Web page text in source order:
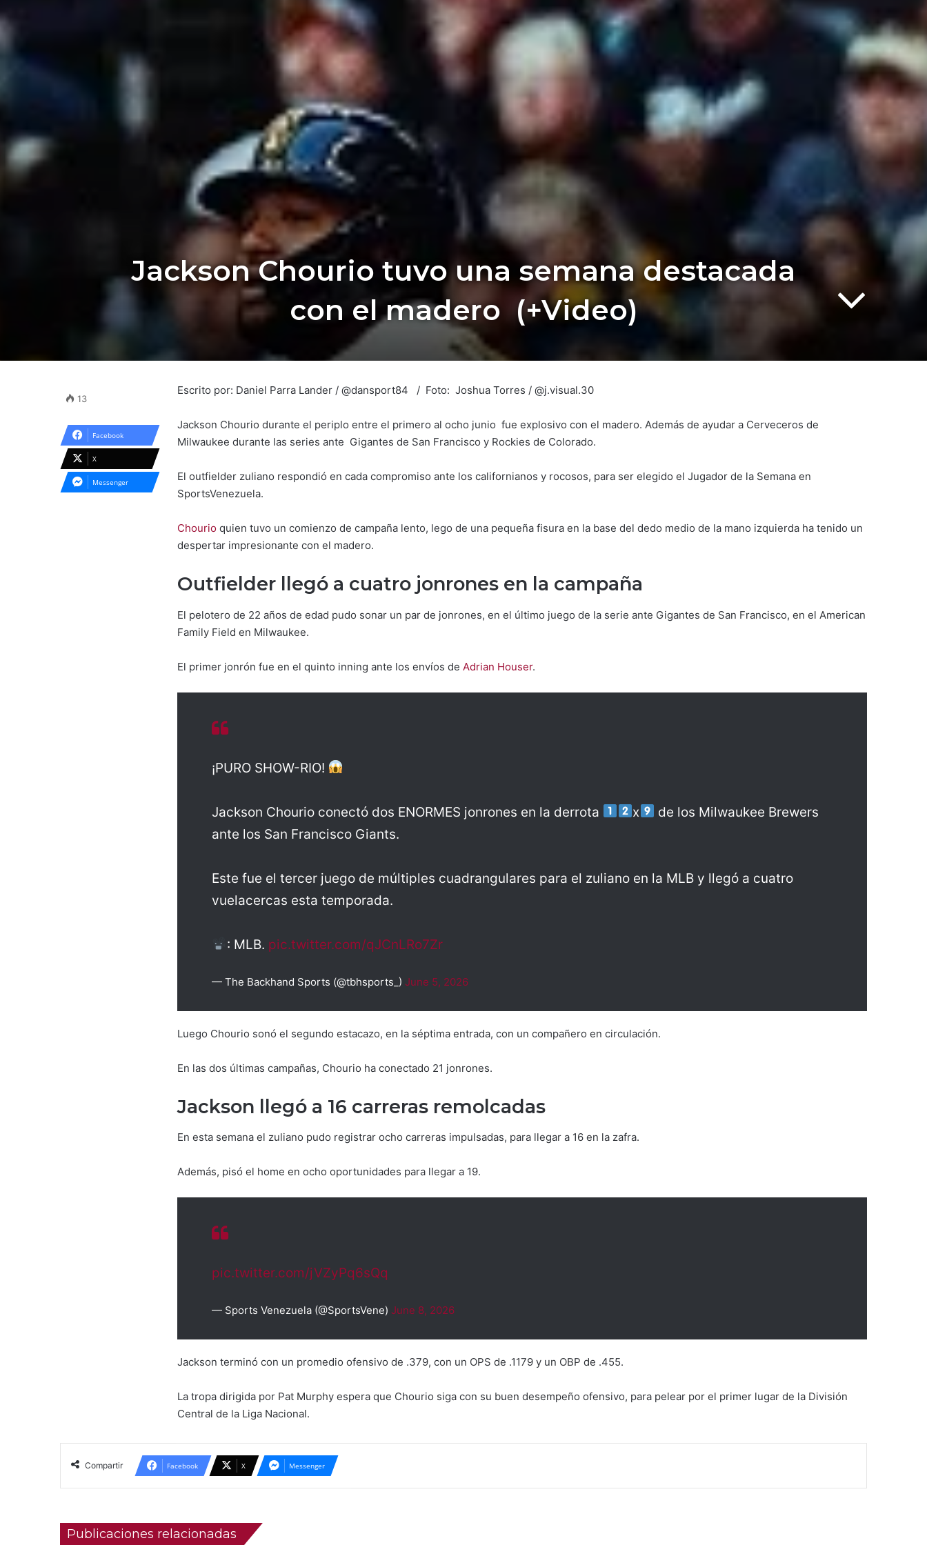
Jackson Chourio tuvo una semana destacada
con el madero (+Video)
Escrito por: Daniel Parra Lander / @dansport84 / Foto: Joshua Torres / @j.visual.30
Jackson Chourio durante el periplo entre el primero al ocho junio fue explosivo con el madero. Además de ayudar a Cerveceros de
Milwaukee durante las series ante Gigantes de San Francisco y Rockies de Colorado.
El outfielder zuliano respondió en cada compromiso ante los californianos y rocosos, para ser elegido el Jugador de la Semana en
SportsVenezuela.
Chourio quien tuvo un comienzo de campaña lento, lego de una pequeña fisura en la base del dedo medio de la mano izquierda ha tenido un
despertar impresionante con el madero.
Outfielder llegó a cuatro jonrones en la campaña
El pelotero de 22 años de edad pudo sonar un par de jonrones, en el último juego de la serie ante Gigantes de San Francisco, en el American
Family Field en Milwaukee.
El primer jonrón fue en el quinto inning ante los envíos de Adrian Houser.
¡PURO SHOW-RIO!
Jackson Chourio conectó dos ENORMES jonrones en la derrota x
de los Milwaukee Brewers
ante los San Francisco Giants.
Este fue el tercer juego de múltiples cuadrangulares para el zuliano en la MLB y llegó a cuatro
vuelacercas esta temporada.
: MLB. pic.twitter.com/qJCnLRo7Zr
— The Backhand Sports (@tbhsports_) June 5, 2026
Luego Chourio sonó el segundo estacazo, en la séptima entrada, con un compañero en circulación.
En las dos últimas campañas, Chourio ha conectado 21 jonrones.
Jackson llegó a 16 carreras remolcadas
En esta semana el zuliano pudo registrar ocho carreras impulsadas, para llegar a 16 en la zafra.
Además, pisó el home en ocho oportunidades para llegar a 19.
pic.twitter.com/jVZyPq6sQq
— Sports Venezuela (@SportsVene) June 8, 2026
Jackson terminó con un promedio ofensivo de .379, con un OPS de .1179 y un OBP de .455.
La tropa dirigida por Pat Murphy espera que Chourio siga con su buen desempeño ofensivo, para pelear por el primer lugar de la División
Central de la Liga Nacional.
13
Facebook
X
Messenger
Compartir Facebook X Messenger
Publicaciones relacionadas